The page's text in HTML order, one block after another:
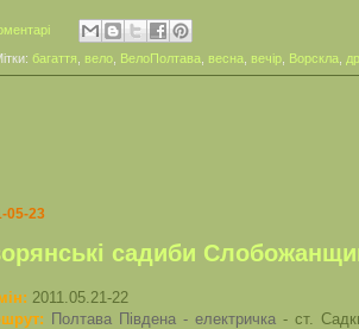
багаття вело, ВелоПолтава весна вечір, Ворскла
05-23
садиби
2011.05.21-22
Полтава Південа - електричка - ст.